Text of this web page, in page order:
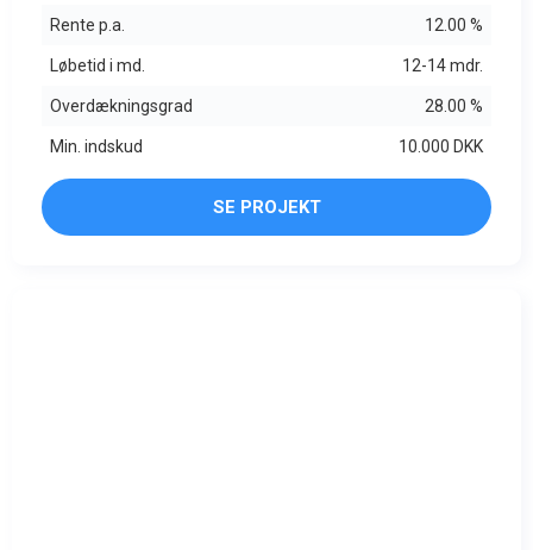
Rente p.a. 12.00 %
Løbetid i md. 12-14 mdr.
Overdækningsgrad 28.00 %
Min. indskud 10.000 DKK
SE PROJEKT